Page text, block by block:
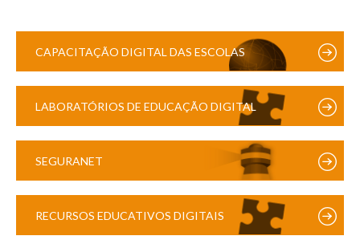
CAPACITAÇÃO DIGITAL DAS ESCOLAS
LABORATÓRIOS DE EDUCAÇÃO DIGITAL
SEGURANET
RECURSOS EDUCATIVOS DIGITAIS